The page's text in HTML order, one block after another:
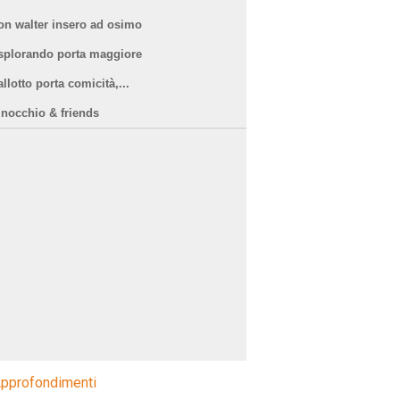
walter insero ad osimo
porta maggiore
porta comicità,...
& friends